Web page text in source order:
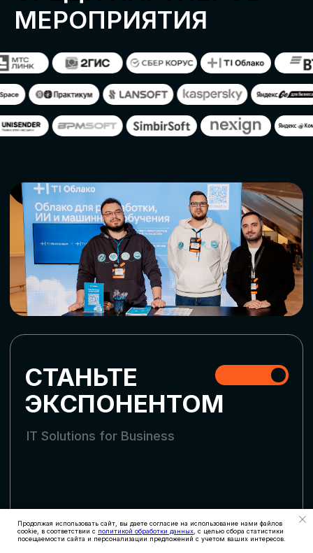
Продолжая использовать сайт, вы даете согласие на использование нами файлов
cookie, в соответствии с политикой обработки данных , с целью сбора статистики
посещаемости сайта и персонализации предложений с учетом ваших интересов.
ОСТАВИТЬ
ЗАЯВКУ
СТАТЬ ПАРТНЕРОМ
СКАЧАТЬ ПРОГРАММУ
СТАТЬ СПИКЕРОМ
Оставьте заявку, наши менеджеры
СТАТЬ УЧАСТНИКОМ